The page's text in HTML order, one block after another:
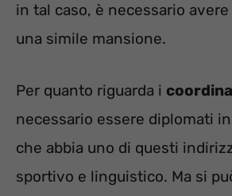
in tal caso, è necessario
una simile mansione.
Per quanto riguarda i
necessario essere diplomati
che abbia uno di questi
sportivo e linguistico. Ma si